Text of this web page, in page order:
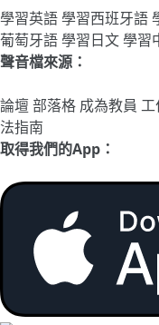
學習英語學習西班牙語
葡萄牙語學習日文學習
聲音檔來源：
論壇部落格 成為教員 工
法指南
取得我們的App：